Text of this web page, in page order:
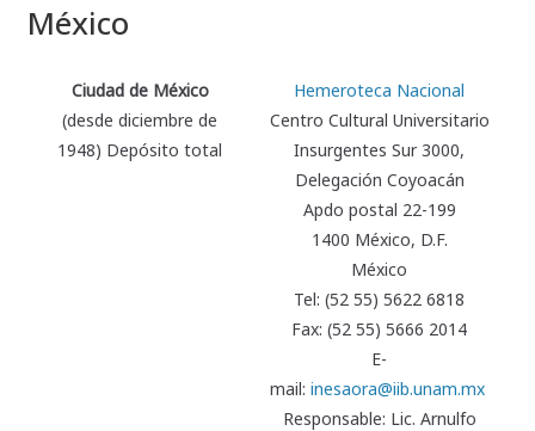
México
Ciudad de México
(desde diciembre de
1948) Depósito total
Hemeroteca Nacional
Centro Cultural Universitario
Insurgentes Sur 3000,
Delegación Coyoacán
Apdo postal 22-199
1400 México, D.F.
México
Tel: (52 55) 5622 6818
Fax: (52 55) 5666 2014
E-
mail: inesaora@iib.unam.mx
Responsable: Lic. Arnulfo